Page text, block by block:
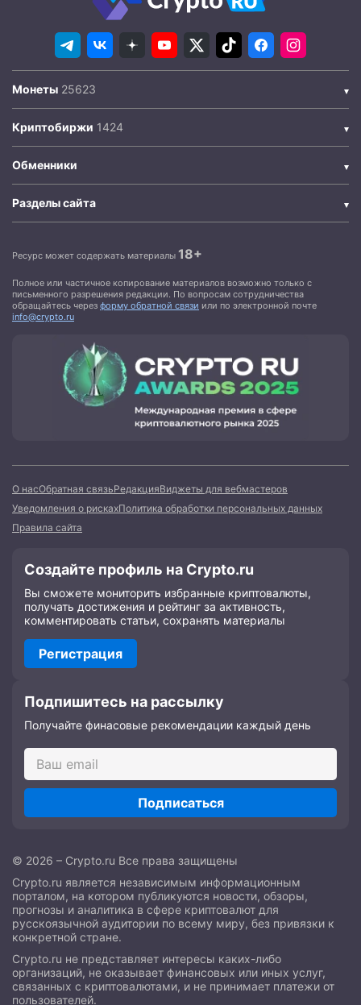
Монеты
Криптобиржи
Обменники
Разделы сайта
Ресурс может содержать материалы 18+
Полное или частичное копирование материалов возможно только с
письменного разрешения редакции. По вопросам сотрудничества
обращайтесь через форму обратной связи или по электронной почте
info@crypto.ru
О насОбратная связьРедакцияВиджеты для вебмастеров
Уведомления о рискахПолитика обработки персональных данных
Правила сайта
Создайте профиль на Crypto.ru
Вы сможете мониторить избранные криптовалюты,
получать достижения и рейтинг за активность,
комментировать статьи, сохранять материалы
Регистрация
Подпишитесь на рассылку
Получайте финасовые рекомендации каждый день
Подписаться
© 2026 – Crypto.ru Все права защищены
Crypto.ru является независимым информационным
порталом, на котором публикуются новости, обзоры,
прогнозы и аналитика в сфере криптовалют для
русскоязычной аудитории по всему миру, без привязки к
конкретной стране.
Crypto.ru не представляет интересы каких-либо
организаций, не оказывает финансовых или иных услуг,
связанных с криптовалютами, и не принимает платежи от
пользователей.